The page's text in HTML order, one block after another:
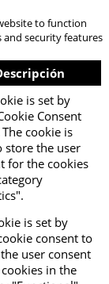
to function
and security features
is set by
Consent
cookie is
store the user
for the cookies
is set by
consent to
user consent
in the